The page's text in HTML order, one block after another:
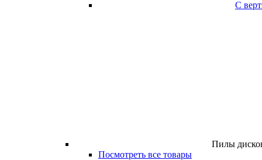
С
Пилы
Посмотреть все товары